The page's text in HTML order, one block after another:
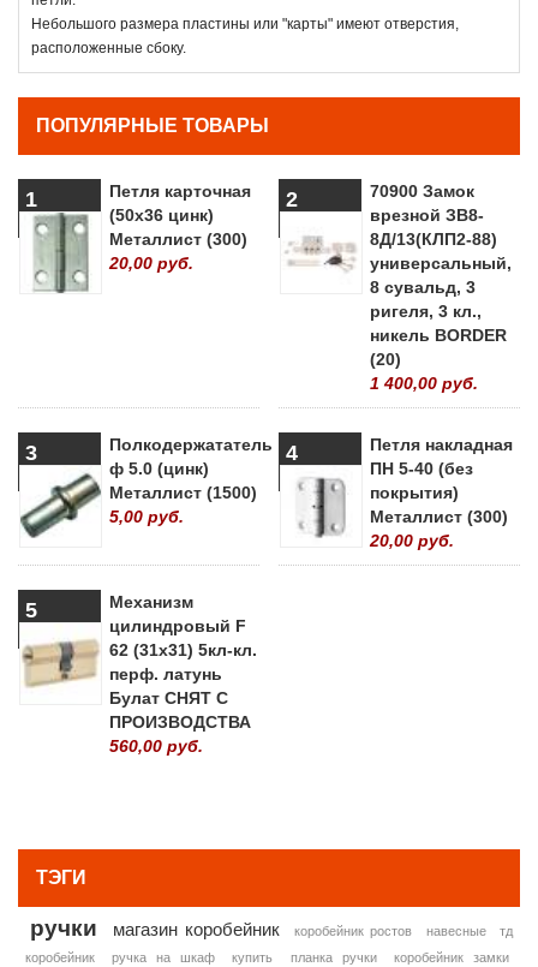
Небольшого размера пластины или "карты" имеют отверстия,
расположенные сбоку.
ПОПУЛЯРНЫЕ ТОВАРЫ
1
Петля карточная
(50х36 цинк)
Металлист (300)
20,00 руб.
2
70900 Замок
врезной ЗВ8-
8Д/13(КЛП2-88)
универсальный,
8 сувальд, 3
ригеля, 3 кл.,
никель BORDER
(20)
1 400,00 руб.
3
Полкодержататель
ф 5.0 (цинк)
Металлист (1500)
5,00 руб.
4
Петля накладная
ПН 5-40 (без
покрытия)
Металлист (300)
20,00 руб.
5
Механизм
цилиндровый F
62 (31х31) 5кл-кл.
перф. латунь
Булат СНЯТ С
ПРОИЗВОДСТВА
560,00 руб.
ТЭГИ
ручки магазин коробейник коробейник ростов навесные
тд
коробейник
ручка на шкаф купить планка ручки
коробейник замки